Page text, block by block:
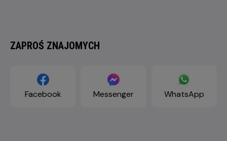
ZAPROŚ ZNAJOMYCH
Facebook Messenger WhatsApp